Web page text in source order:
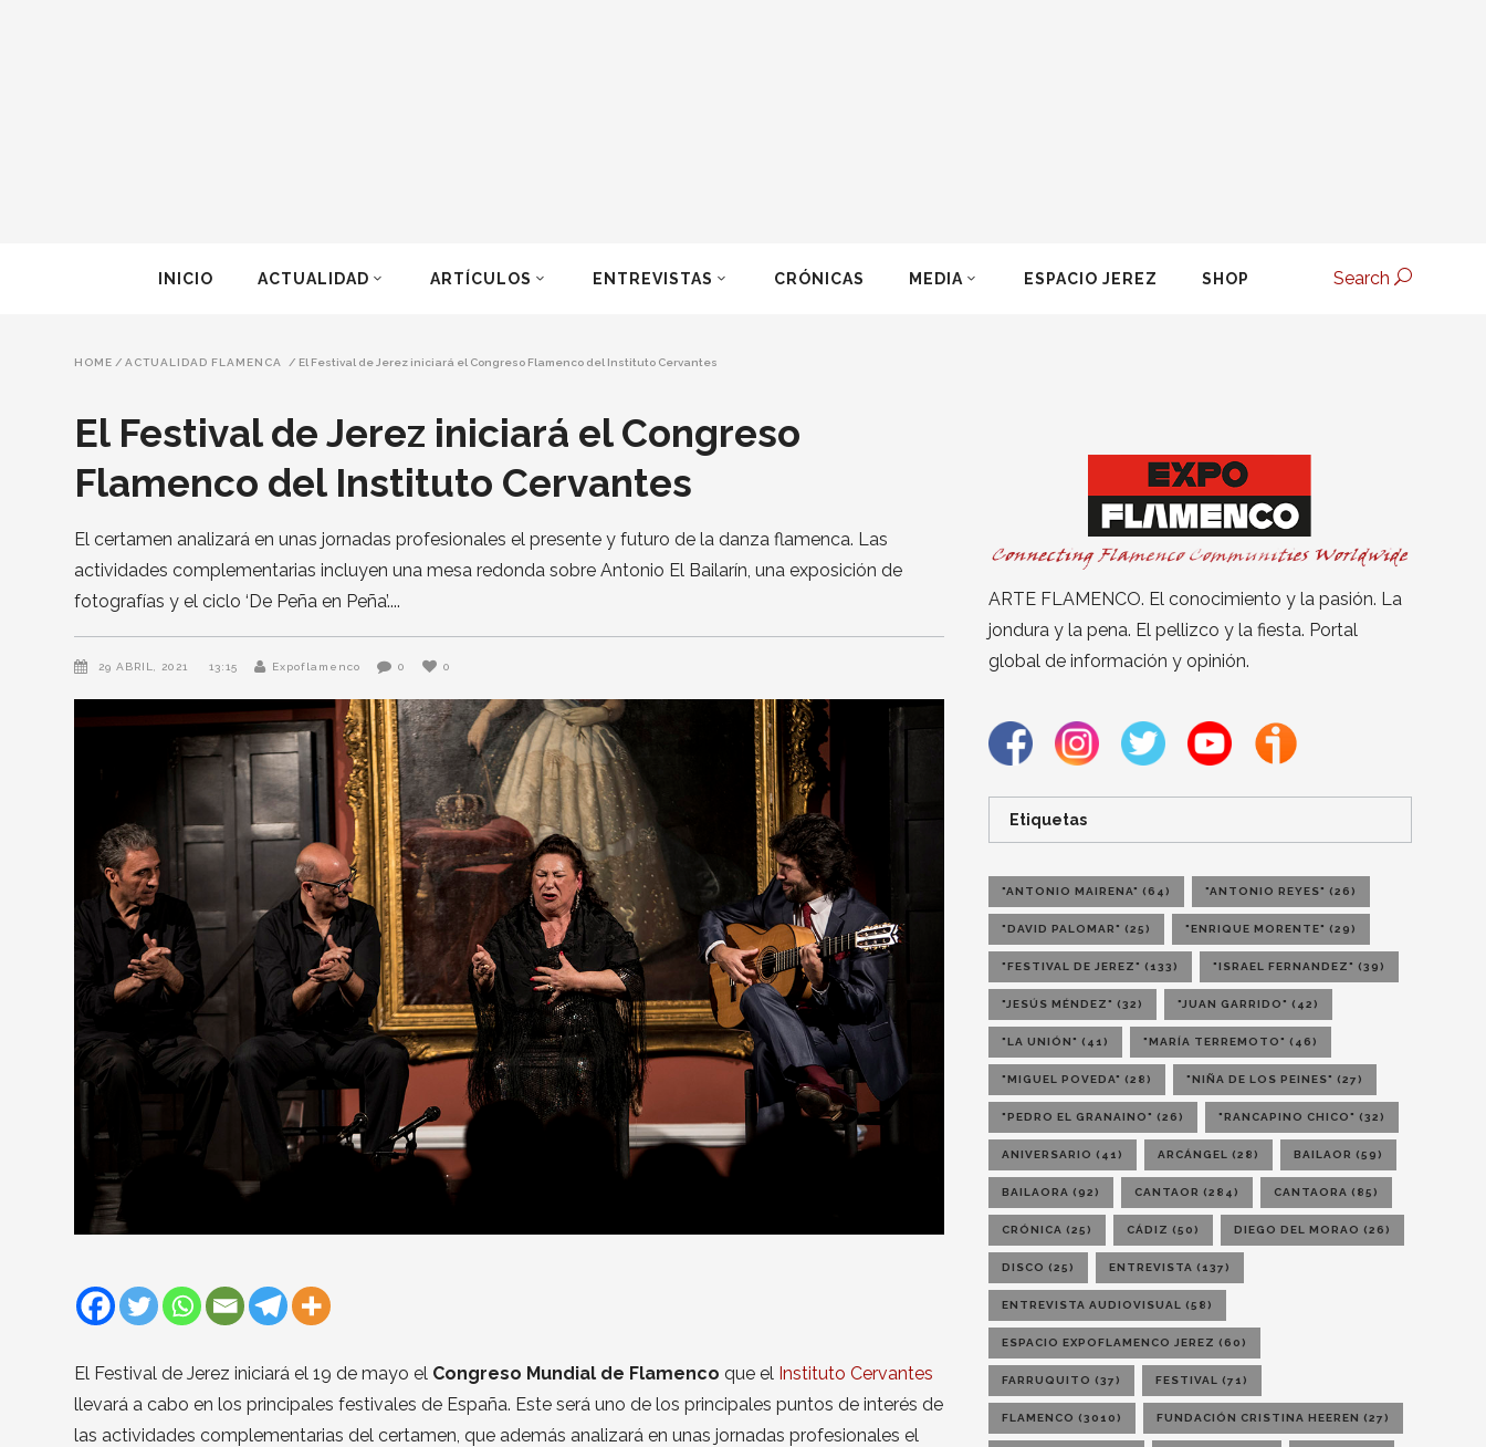
INICIO ACTUALIDAD ARTÍCULOS ENTREVISTAS CRÓNICAS MEDIA ESPACIO JEREZ SHOP Search
HOME / ACTUALIDAD FLAMENCA / El Festival de Jerez iniciará el Congreso Flamenco del Instituto Cervantes
El Festival de Jerez iniciará el Congreso
Flamenco del Instituto Cervantes
El certamen analizará en unas jornadas profesionales el presente y futuro de la danza flamenca. Las
actividades complementarias incluyen una mesa redonda sobre Antonio El Bailarín, una exposición de
fotografías y el ciclo ‘De Peña en Peña’.
29 ABRIL, 2021 13:15 Expoflamenco 0 0
El Festival de Jerez iniciará el 19 de mayo el Congreso Mundial de Flamenco que el Instituto Cervantes
llevará a cabo en los principales festivales de España. Este será uno de los principales puntos de interés de
las actividades complementarias del certamen, que además analizará en unas jornadas profesionales el
ARTE FLAMENCO. El conocimiento y la pasión. La
jondura y la pena. El pellizco y la fiesta. Portal
global de información y opinión.
Etiquetas
"ANTONIO MAIRENA" (64) "ANTONIO REYES" (26)
"DAVID PALOMAR" (25) "ENRIQUE MORENTE" (29)
"FESTIVAL DE JEREZ" (133) "ISRAEL FERNANDEZ" (39)
"JESÚS MÉNDEZ" (32) "JUAN GARRIDO" (42)
"LA UNIÓN" (41) "MARÍA TERREMOTO" (46)
"MIGUEL POVEDA" (28) "NIÑA DE LOS PEINES" (27)
"PEDRO EL GRANAINO" (26) "RANCAPINO CHICO" (32)
ANIVERSARIO (41) ARCÁNGEL (28) BAILAOR (59)
BAILAORA (92) CANTAOR (284) CANTAORA (85)
CRÓNICA (25) CÁDIZ (50) DIEGO DEL MORAO (26)
DISCO (25) ENTREVISTA (137)
ENTREVISTA AUDIOVISUAL (58)
ESPACIO EXPOFLAMENCO JEREZ (60)
FARRUQUITO (37) FESTIVAL (71)
FLAMENCO (3010) FUNDACIÓN CRISTINA HEEREN (27)